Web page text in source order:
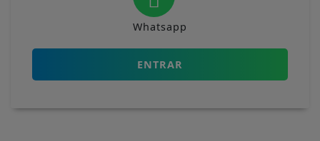
Whatsapp
ENTRAR